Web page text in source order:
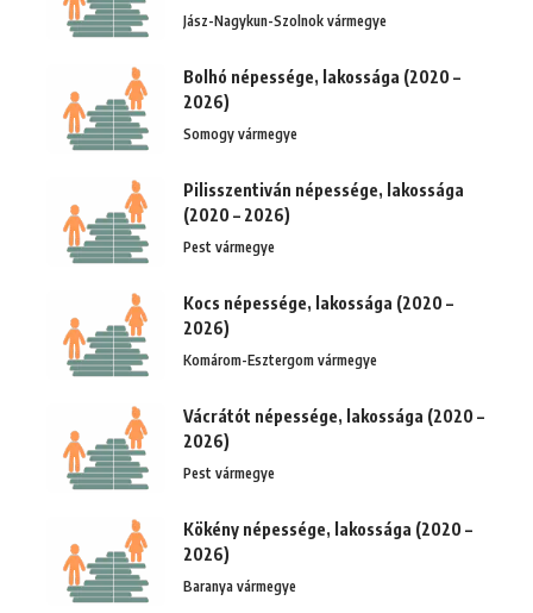
Jász-Nagykun-Szolnok vármegye
Bolhó népessége, lakossága (2020 –
2026)
Somogy vármegye
Pilisszentiván népessége, lakossága
(2020 – 2026)
Pest vármegye
Kocs népessége, lakossága (2020 –
2026)
Komárom-Esztergom vármegye
Vácrátót népessége, lakossága (2020 –
2026)
Pest vármegye
Kökény népessége, lakossága (2020 –
2026)
Baranya vármegye